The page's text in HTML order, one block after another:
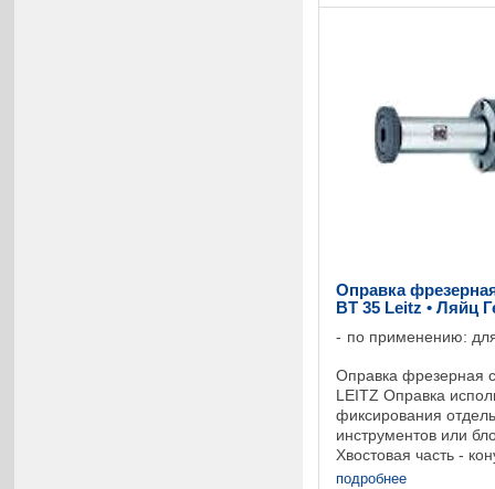
Оправка
BT 35 Leitz • Ляйц
по применению:
Оправка фрезерная
LEITZ Оправка
фиксирования
инструментов или
Хвостовая часть -
Предохранение от
подробнее